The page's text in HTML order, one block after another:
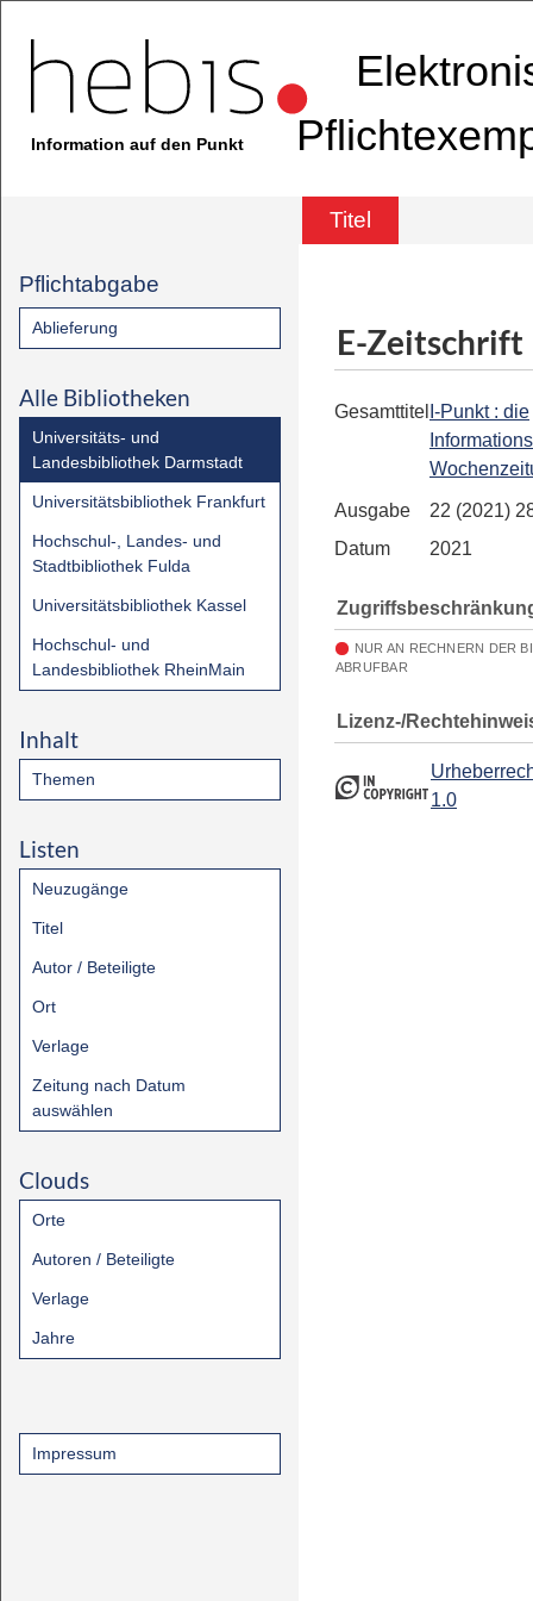
Information auf den Punkt
Titel
Pflichtabgabe
Ablieferung
Alle Bibliotheken
Universitäts- und
Landesbibliothek Darmstadt
Universitätsbibliothek Frankfurt
Hochschul-, Landes- und
Stadtbibliothek Fulda
Universitätsbibliothek Kassel
Hochschul- und
Landesbibliothek RheinMain
Inhalt
Themen
Listen
Neuzugänge
Titel
Autor / Beteiligte
Ort
Verlage
Zeitung nach Datum
auswählen
Clouds
Orte
Autoren / Beteiligte
Verlage
Jahre
Impressum
E-Zeitschrift
Gesamttitel I-Punkt : die
Ausgabe
22 (2021)
Datum
2021
NUR AN RECHNERN DER
ABRUFBAR
Lizenz-/
1.0